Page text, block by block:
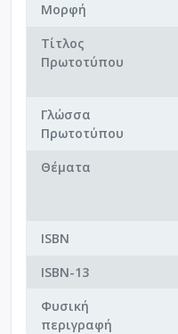
Μορφή
Τίτλος
Πρωτοτύπου
Γλώσσα
Πρωτοτύπου
Θέματα
ISBN
ISBN-13
Φυσική
περιγραφή